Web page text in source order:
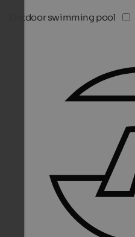
Outdoor swimming pool